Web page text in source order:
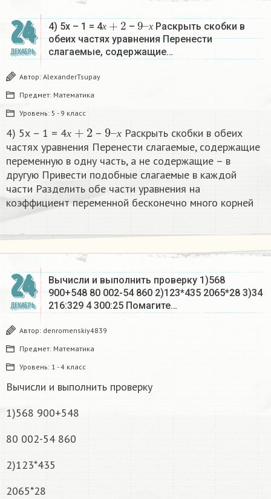
24
ДЕКАБРЬ
4) 5х – 1 = 4х
х+2
– х
9–
х
Раскрыть скобки в
обеих частях уравнения Перенести
слагаемые, содержащие…
Автор: AlexanderTsupay
Предмет: Математика
Уровень: 5 - 9 класс
4) 5х – 1 = 4х – х
9х
Раскрыть скобки в обеих
частях уравнения Перенести слагаемые, содержащие
переменную в одну часть, а не содержащие – в
другую Привести подобные слагаемые в каждой
части Разделить обе части уравнения на
коэффициент переменной бесконечно много корней​
24
ДЕКАБРЬ
Вычисли и выполнить проверку 1)568
900+548 80 002-54 860 2)123*435 2065*28 3)34
216:329 4 300:25 Помагите…
Автор: denromenskiy4839
Предмет: Математика
Уровень: 1 - 4 класс
Вычисли и выполнить проверку
1)568 900+548
80 002-54 860
2)123*435
2065*28